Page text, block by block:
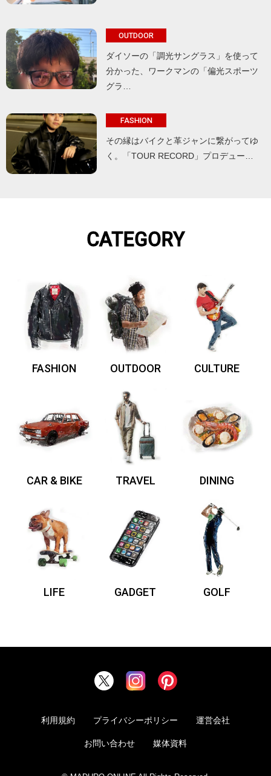
OUTDOOR
ダイソーの「調光サングラス」を使って
分かった、ワークマンの「偏光スポーツ
グラ…
FASHION
その縁はバイクと革ジャンに繋がってゆ
く。「TOUR RECORD」プロデュー…
CATEGORY
FASHION OUTDOOR CULTURE
CAR & BIKE TRAVEL DINING
LIFE GADGET GOLF
利用規約 プライバシーポリシー 運営会社
お問い合わせ 媒体資料